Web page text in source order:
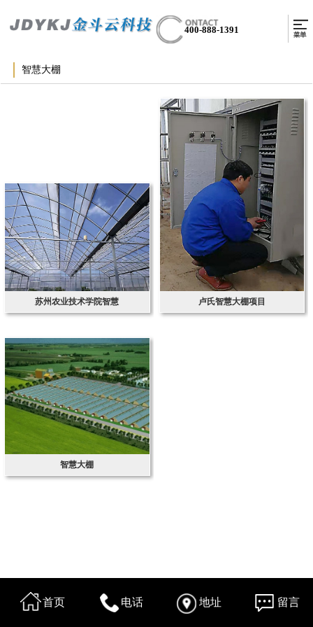
400-888-1391
智慧大棚
苏州农业技术学院智慧 卢氏智慧大棚项目
智慧大棚
首页 电话 地址 留言